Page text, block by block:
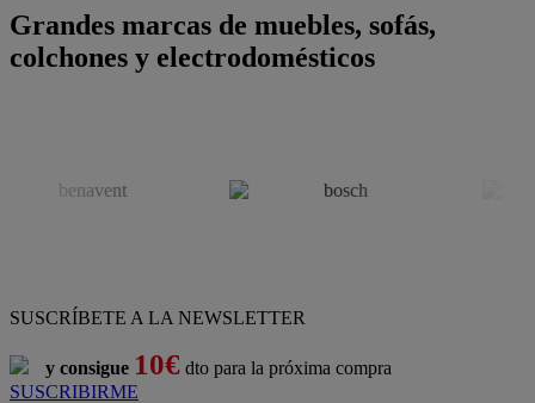
Grandes marcas de muebles, sofás,
colchones y electrodomésticos
SUSCRÍBETE A LA NEWSLETTER
y consigue 10€ dto para la próxima compra
SUSCRIBIRME